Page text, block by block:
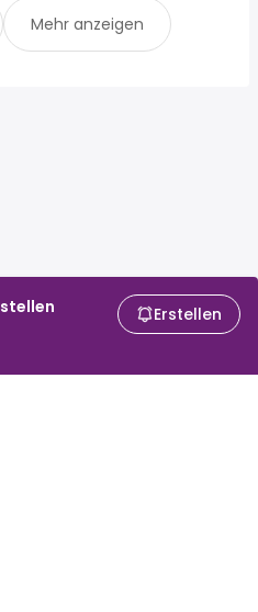
Erstellen
Mehr anzeigen